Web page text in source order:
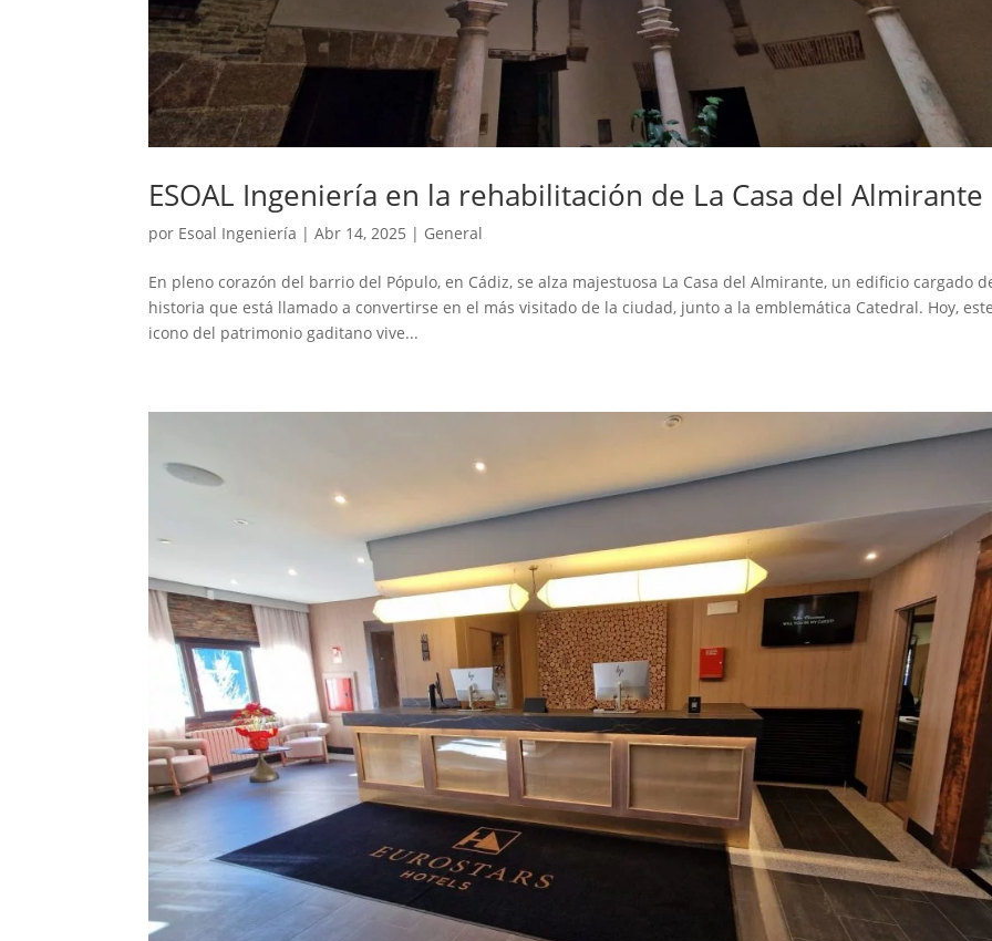
ESOAL Ingeniería en la rehabilitación de La Casa del Almirante
por Esoal Ingeniería |Abr 14, 2025 | General
En pleno corazón del barrio del Pópulo, en Cádiz, se alza majestuosa La Casa del Almirante, un edificio cargado
historia que está llamado a convertirse en el más visitado de la ciudad, junto a la emblemática Catedral. Hoy,
icono del patrimonio gaditano vive...